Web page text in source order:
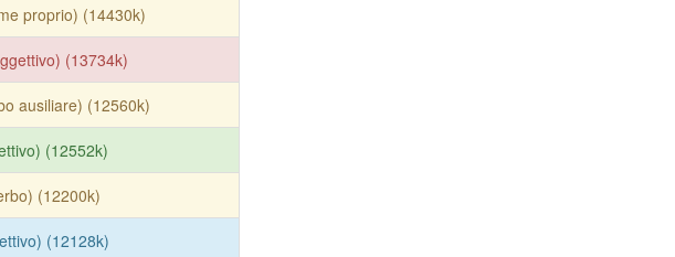
proprio) (14430k)
(13734k)
ausiliare) (12560k)
(12552k)
(12200k)
(12128k)